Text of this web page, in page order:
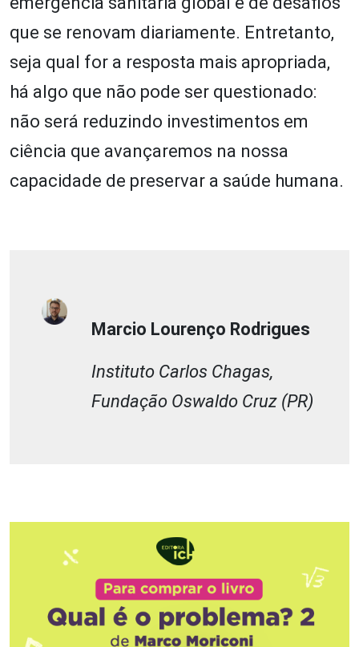
que se renovam diariamente. Entretanto,
seja qual for a resposta mais apropriada,
há algo que não pode ser questionado:
não será reduzindo investimentos em
ciência que avançaremos na nossa
capacidade de preservar a saúde humana.
Marcio Lourenço Rodrigues
Instituto Carlos Chagas,
Fundação Oswaldo Cruz (PR)